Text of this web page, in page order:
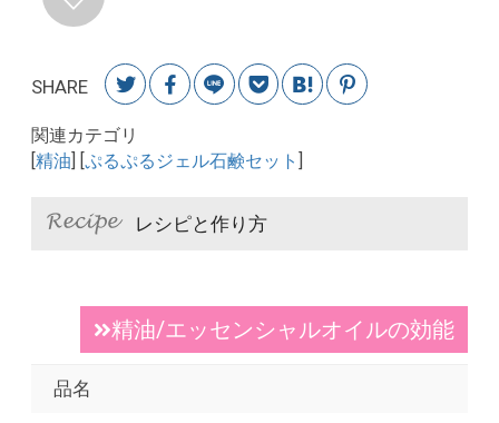
SHARE
関連カテゴリ
精油 ぷるぷるジェル石鹸セット
レシピと作り方
精油/エッセンシャルオイルの効能
品名